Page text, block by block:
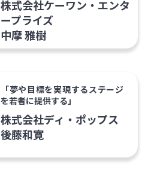
株式会社ケーワン・エンタ
ープライズ
中摩 雅樹
「夢や目標を実現するステージ
を若者に提供する」
株式会社ディ・ポップス
後藤和寛